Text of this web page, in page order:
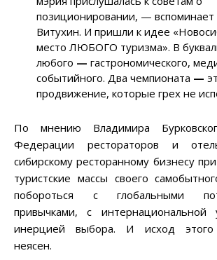
позиционировании, — вспоминает
Витухин. И пришли к идее
место ЛЮБОГО туризма». В
любого —гастрономического,
событийного. Два чемпионата —
продвижение, которые грех не
По мнению Владимира
Федерации рестораторов и
сибирскому ресторанному бизнесу
туристские массы своего
побороться с глобальными
привычками, с интернациональной
инерцией выбора. И исход этого
неясен.